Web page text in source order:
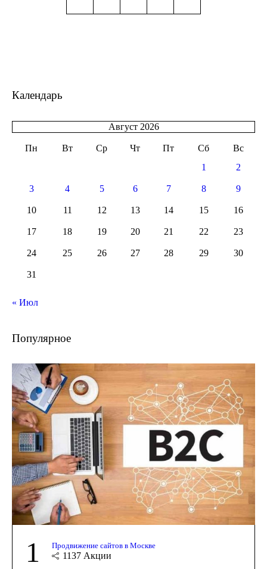
Календарь
Август 2026
Пн Вт Ср Чт Пт Сб
Вс
1
2
3 4 5 6 7 8 9
10 11 12 13 14 15 16
17 18 19 20 21 22 23
24 25 26 27 28 29 30
31
« Июл
Популярное
1 Продвижение сайтов в Москве
1137 Акции